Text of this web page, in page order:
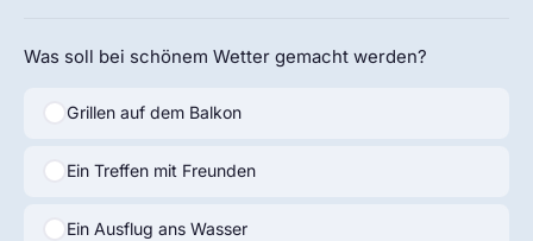
Was soll bei schönem Wetter gemacht werden?
Grillen auf dem Balkon
Ein Treffen mit Freunden
Ein Ausflug ans Wasser